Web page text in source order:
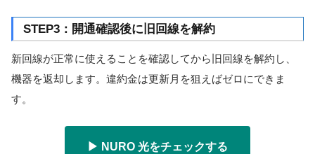
STEP3：開通確認後に旧回線を解約
新回線が正常に使えることを確認してから旧回線を解約し、
機器を返却します。違約金は更新月を狙えばゼロにできま
す。
▶ NURO 光をチェックする